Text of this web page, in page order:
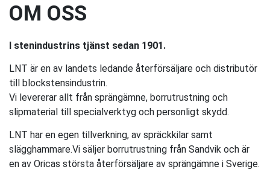
Lyft & transport
Verktyg
OM OSS
I stenindustrins tjänst sedan 1901.
LNT är en av landets ledande återförsäljare och distributör
till blockstensindustrin.
Vi levererar allt från sprängämne, borrutrustning och
slipmaterial till specialverktyg och personligt skydd.
LNT har en egen tillverkning, av spräckkilar samt
slägghammare.Vi säljer borrutrustning från Sandvik och är
en av Oricas största återförsäljare av sprängämne i Sverige.